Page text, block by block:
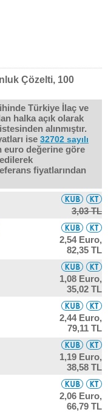
Çözelti, 100
Türkiye İlaç ve
halka açık olarak
alınmıştır.
ise 32702 sayılı
euro değerine göre
fiyatlarından
3,03 TL
2,54 Euro,
82,35 TL
1,08 Euro,
35,02 TL
2,44 Euro,
79,11 TL
1,19 Euro,
38,58 TL
2,06 Euro,
66,79 TL